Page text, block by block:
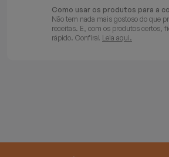
Como usar os produtos para a
Não tem nada mais gostoso do que
receitas. E, com os produtos certos,
rápido. Confira! Leia aqui.